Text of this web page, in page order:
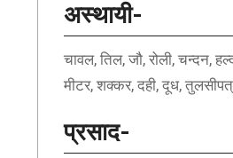
अस्थायी-
चावल, तिल, जौ, रोली, चन्दन,
मीटर, शक्कर, दही, दूध,
प्रसाद-